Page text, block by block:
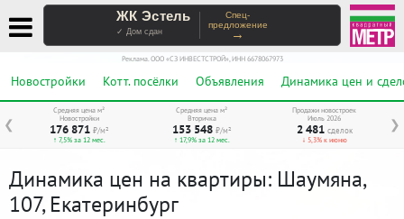
ЖК Эстель
✓ Дом сдан
Спец-
предложение
→
Реклама. ООО «СЗ ИНВЕСТСТРОЙ», ИНН 6678067973
Новостройки Котт. посёлки Объявления Динамика цен и
❮ ❯
Средняя цена м²
Новостройки
176 871 ₽/м²
↑ 7,5% за 12 мес.
Средняя цена м²
Вторичка
153 548 ₽/м²
↑ 17,9% за 12 мес.
Продажи новостроек
Июль 2026
2 481 сделок
↓ 5,3% к июню
Динамика цен на квартиры: Шаумяна,
107, Екатеринбург